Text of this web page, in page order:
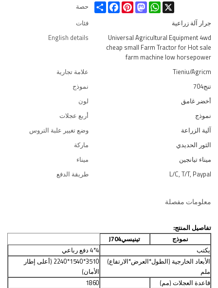
حصة Share
FacebookPinterest
MastodonWhatsApp
X
فئات
جرار آلة زراعية
English details
Universal Agricultural Equipment 4wd
cheap small Farm Tractor for Hot sale
farm machine low horsepower
علامة تجارية
Tieniu/Agricm
نموذج
تنج704
لون
أخضر غامق
أربع عجلات
نموذج
وضع تغيير علبة التروس
آلية الزراعة
ماركة
الثور الحديدي
ميناء
ميناء تيانجين
طريقة الدفع
L/C, T/T, Paypal
معلومات مفصلة
تفاصيل المنتج:
نموذج
تينيسيJ704
يكتب
4*4 دفع رباعي
الأبعاد الخارجية (الطول*العرض*الارتفاع)
ملم
3510
*
1540
*2
240 (أعلى إطار
الأمان)
قاعدة العجلات (مم)
1860